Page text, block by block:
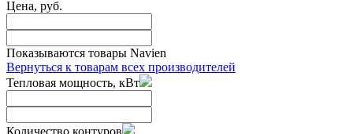
Цена, руб.
Показываются товары Navien
Вернуться к товарам всех производителей
Тепловая мощность, кВт
Количество контуров